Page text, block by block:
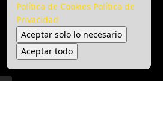
Política de Cookies Política de
Privacidad
Aceptar solo lo necesario
Aceptar todo